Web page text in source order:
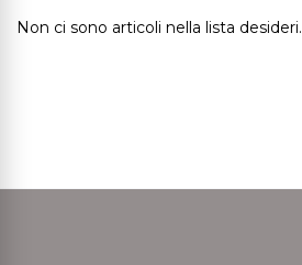
Non ci sono articoli nella lista desideri.